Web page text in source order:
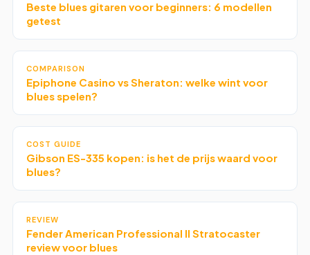
Beste blues gitaren voor beginners: 6 modellen
getest
COMPARISON
Epiphone Casino vs Sheraton: welke wint voor
blues spelen?
COST GUIDE
Gibson ES-335 kopen: is het de prijs waard voor
blues?
REVIEW
Fender American Professional II Stratocaster
review voor blues